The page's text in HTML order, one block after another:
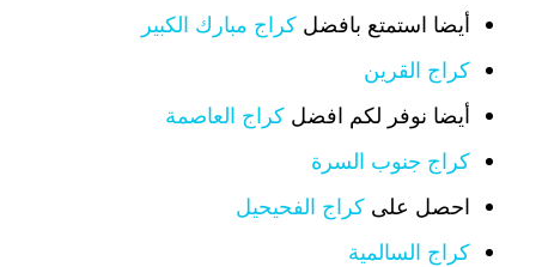
أيضا استمتع بافضل كراج مبارك الكبير
كراج القرين
أيضا نوفر لكم افضل كراج العاصمة
كراج جنوب السرة
احصل على كراج الفحيحيل
كراج السالمية